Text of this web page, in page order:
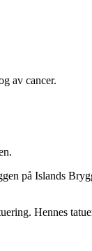
av cancer.
på Islands
Hennes